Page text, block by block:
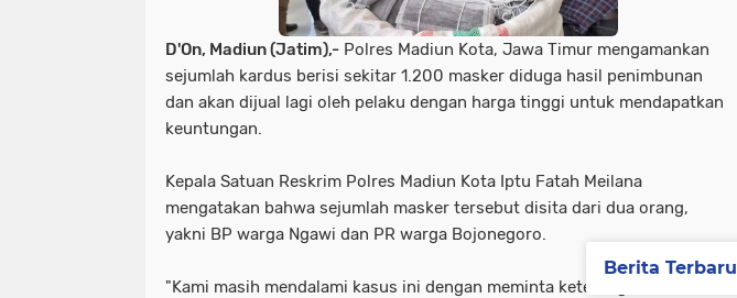
D'On, Madiun (Jatim),- Polres Madiun Kota, Jawa Timur mengamankan
sejumlah kardus berisi sekitar 1.200 masker diduga hasil penimbunan
dan akan dijual lagi oleh pelaku dengan harga tinggi untuk mendapatkan
keuntungan.
Kepala Satuan Reskrim Polres Madiun Kota Iptu Fatah Meilana
mengatakan bahwa sejumlah masker tersebut disita dari dua orang,
yakni BP warga Ngawi dan PR warga Bojonegoro.
"Kami masih mendalami kasus ini dengan meminta keterangan dari dua
Berita Terbaru